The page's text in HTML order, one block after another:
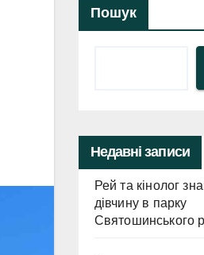
Пошук
Недавні записи
Рей та кінолог
дівчину в парку
Святошинського